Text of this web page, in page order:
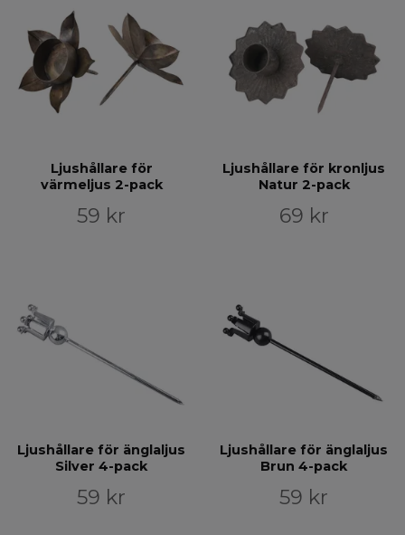
Ljushållare för
värmeljus 2-pack
59 kr
Ljushållare för kronljus
Natur 2-pack
69 kr
Ljushållare för änglaljus
Silver 4-pack
59 kr
Ljushållare för änglaljus
Brun 4-pack
59 kr